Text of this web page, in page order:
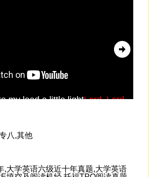
my load a little lightLord,Lord,
八,其他
,大学英语六级近十年真题,大学英语